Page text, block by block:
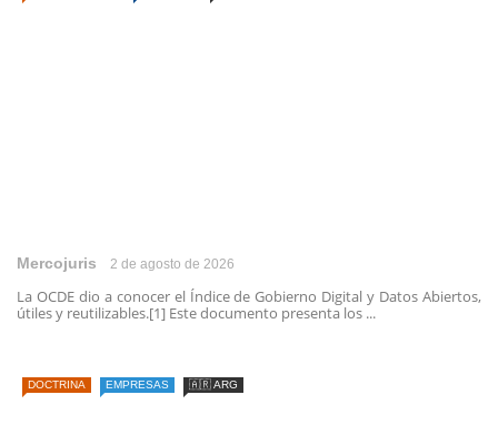
Mercojuris 2 de agosto de 2026
La OCDE dio a conocer el Índice de Gobierno Digital y Datos Abiertos,
útiles y reutilizables.[1] Este documento presenta los ...
DOCTRINA EMPRESAS 🇦🇷 ARG